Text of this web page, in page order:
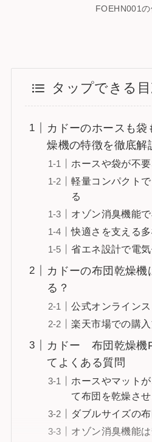
FOEHN001
タップできる目
カドーのホースも袋
燥機の特徴を徹底解
ホースや袋が不
軽量コンパクト
る
オゾン消臭機能
快適さを支える
省エネ設計で電
カドーの布団乾燥機
る？
公式オンライン
楽天市場での購
カドー 布団乾燥機
てよくある質問
ホースやマット
て布団を乾燥さ
ダブルサイズの
オゾン消臭機能